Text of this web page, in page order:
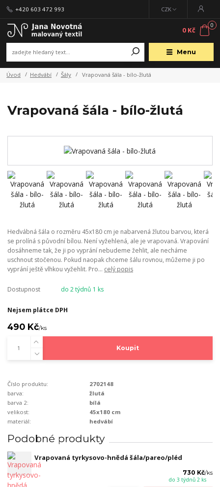
Menu
CZK
+420 603 472 993
0
0 Kč
Úvod Hedvábí Šály Vrapovaná šála - bílo-žlutá
Vrapovaná šála - bílo-žlutá
Hedvábná šála o rozměru 45x180 cm je nabarvená žlutou barvou, která
se prolíná s původní bílou. Není vyžehlená, ale je vrapovaná. Vrapování
dosáhneme tak, že ji po vyprání nebudeme žehlit, ale necháme
uschnout stočenou. Pokud naopak chceme šálu rovnou, můžeme ji po
vyprání ještě vlhkou vyžehlit. Pro... celý popis
Dostupnost do 2 týdnů 1 ks
Nejsem plátce DPH
490 Kč/ks
Koupit
Číslo produktu:
2702148
barva:
žlutá
barva 2:
bílá
velikost:
45x180 cm
materiál:
hedvábí
Podobné produkty
Vrapovaná tyrkysovo-hnědá šála/pareo/pléd
730 Kč/ks
do 3 týdnů 2 ks